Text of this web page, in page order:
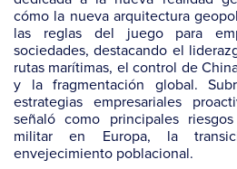
cómo la nueva arquitectura
las reglas del juego para
sociedades, destacando el
rutas marítimas, el control de
y la fragmentación global.
estrategias empresariales
señaló como principales
militar en Europa, la
envejecimiento poblacional.